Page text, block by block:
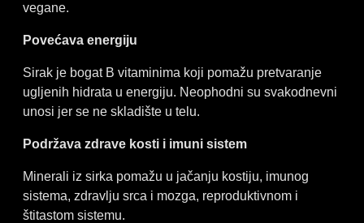
vegane.
Povećava energiju
Sirak je bogat B vitaminima koji pomažu pretvaranje
ugljenih hidrata u energiju. Neophodni su svakodnevni
unosi jer se ne skladište u telu.
Podržava zdrave kosti i imuni sistem
Minerali iz sirka pomažu u jačanju kostiju, imunog
sistema, zdravlju srca i mozga, reproduktivnom i
štitastom sistemu.